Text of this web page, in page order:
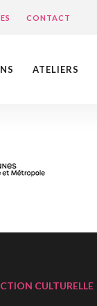
CONTACT
ATELIERS
CULTURELLE